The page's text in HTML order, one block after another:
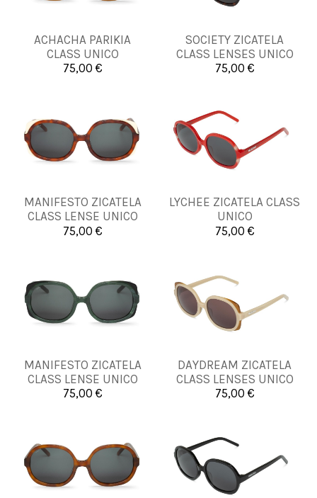
ACHACHA PARIKIA
CLASS UNICO
75,00 €
UNICA
Añadir al carrito
SOCIETY ZICATELA
CLASS LENSES UNICO
75,00 €
UNICA
Añadir al carrito
MANIFESTO ZICATELA
CLASS LENSE UNICO
75,00 €
UNICA
Añadir al carrito
LYCHEE ZICATELA CLASS
UNICO
75,00 €
UNICA
Añadir al carrito
MANIFESTO ZICATELA
CLASS LENSE UNICO
75,00 €
UNICA
Añadir al carrito
DAYDREAM ZICATELA
CLASS LENSES UNICO
75,00 €
UNICA
Añadir al carrito